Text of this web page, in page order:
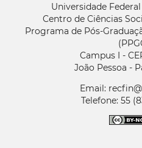
Universidade
Centro de Ciências
Programa de Pós-
Campus I -
João Pessoa -
Email:
Telefone: 55